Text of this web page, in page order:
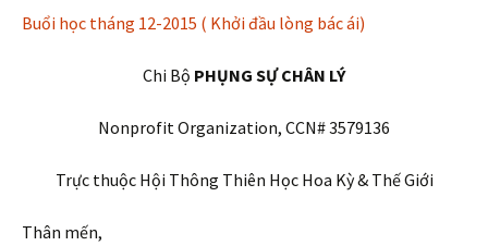
Buổi học tháng 12-2015 ( Khởi đầu lòng bác ái)
Chi Bộ PHỤNG SỰ CHÂN LÝ
Nonprofit Organization, CCN# 3579136
Trực thuộc Hội Thông Thiên Học Hoa Kỳ & Thế Giới
Thân mến,